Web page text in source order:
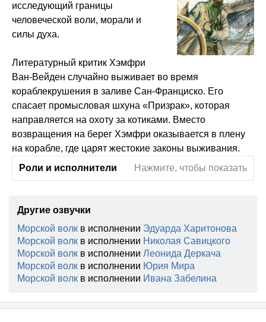
исследующий границы
человеческой воли, морали и
силы духа.
Литературный критик Хэмфри
Ван-Вейден случайно выживает во время
кораблекрушения в заливе Сан-Франциско. Его
спасает промысловая шхуна «Призрак», которая
направляется на охоту за котиками. Вместо
возвращения на берег Хэмфри оказывается в плену
на корабле, где царят жестокие законы выживания.
Нажмите, чтобы показать
Роли и исполнители
Другие озвучки
Морской волк в исполнении Эдуарда Харитонова
Морской волк в исполнении Николая Савицкого
Морской волк в исполнении Леонида Деркача
Морской волк в исполнении Юрия Мира
Морской волк в исполнении Ивана Забелина